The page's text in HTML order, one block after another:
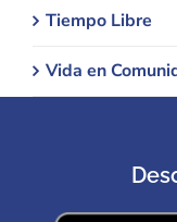
Tiempo Libre
Vida en